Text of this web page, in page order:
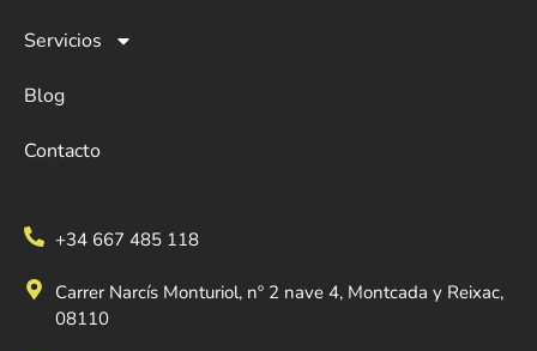
Servicios
Blog
Contacto
+34 667 485 118
Carrer Narcís Monturiol, nº 2 nave 4, Montcada y Reixac,
08110